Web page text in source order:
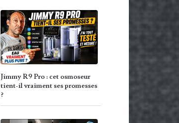
Jimmy R9 Pro : cet osmoseur
tient-il vraiment ses promesses
?